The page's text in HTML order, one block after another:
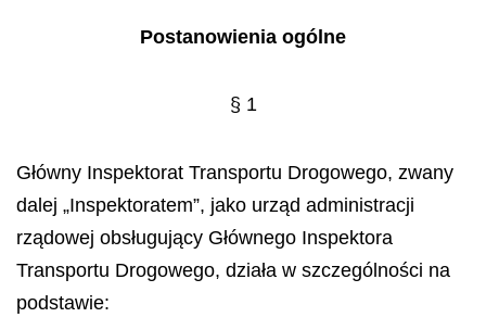
Postanowienia ogólne
§ 1
Główny Inspektorat Transportu Drogowego, zwany
dalej „Inspektoratem”, jako urząd administracji
rządowej obsługujący Głównego Inspektora
Transportu Drogowego, działa w szczególności na
podstawie: